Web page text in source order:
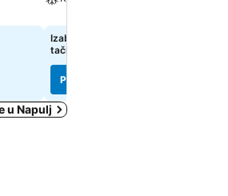
Izaberi datume da bi se prikazale
tačne cene
Pogledaj cene
u Napulj